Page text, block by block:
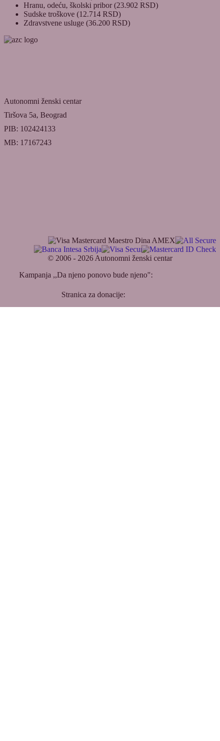
Hranu, odeću, školski pribor (23.902 RSD)
Sudske troškove (12.714 RSD)
Zdravstvene usluge (36.200 RSD)
Autonomni ženski centar
Tiršova 5a, Beograd
PIB: 102424133
MB: 17167243
© 2006 - 2026 Autonomni ženski centar
Kampanja ,,Da njeno ponovo bude njeno":
Stranica za donacije: